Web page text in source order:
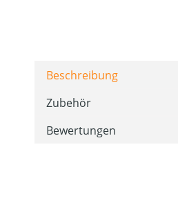
Beschreibung
Zubehör
Bewertungen